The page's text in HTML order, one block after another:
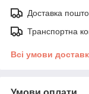
Доставка
Транспортна
Всі умови